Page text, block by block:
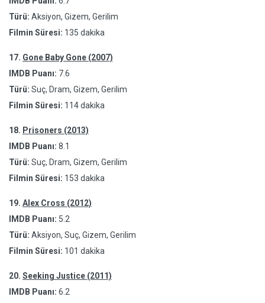
Türü: Aksiyon, Gizem, Gerilim
Filmin Süresi: 135 dakika
17. Gone Baby Gone (2007)
IMDB Puanı: 7.6
Türü: Suç, Dram, Gizem, Gerilim
Filmin Süresi: 114 dakika
18. Prisoners (2013)
IMDB Puanı: 8.1
Türü: Suç, Dram, Gizem, Gerilim
Filmin Süresi: 153 dakika
19. Alex Cross (2012)
IMDB Puanı: 5.2
Türü: Aksiyon, Suç, Gizem, Gerilim
Filmin Süresi: 101 dakika
20. Seeking Justice (2011)
IMDB Puanı: 6.2